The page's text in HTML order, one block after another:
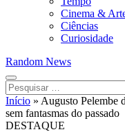
Cinema &
Ciências
Curiosidade
Random News
Pesquisar
por:
Início » Augusto Pelembe
sem fantasmas do passado
DESTAQUE